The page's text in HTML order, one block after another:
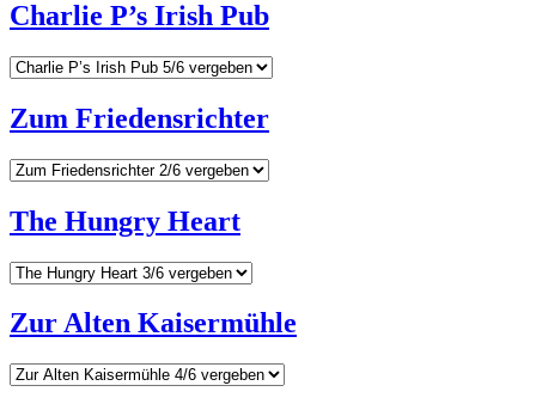
Charlie P’s Irish Pub
Zum Friedensrichter
The Hungry Heart
Zur Alten Kaisermühle